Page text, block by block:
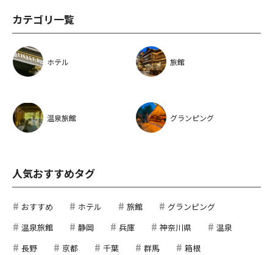
カテゴリ一覧
ホテル 旅館
温泉旅館 グランピング
人気おすすめタグ
おすすめ ホテル 旅館
グランピング
温泉旅館
静岡 兵庫 神奈川県
温泉
長野
京都 千葉 群馬
箱根